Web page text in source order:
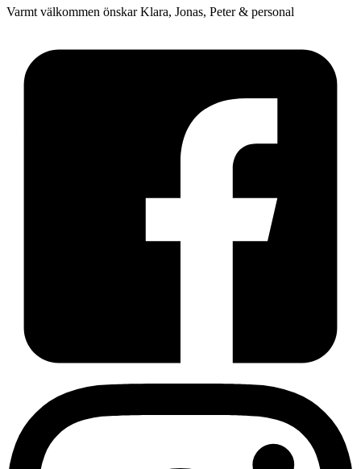
Varmt välkommen önskar Klara, Jonas, Peter & personal